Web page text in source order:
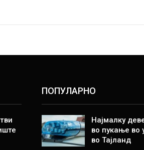
ПОПУЛАРНО
Најмалку
во пукање во
во Тајланд